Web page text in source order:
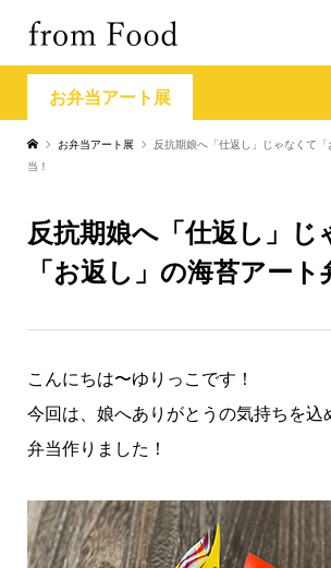
お弁当アート展
お弁当アート展
反抗期娘へ「仕返し」じゃなくて
当！
反抗期娘へ「仕返し」じ
「お返し」の海苔アート
こんにちは〜ゆりっこです！
今回は、娘へありがとうの気持ちを込
弁当作りました！